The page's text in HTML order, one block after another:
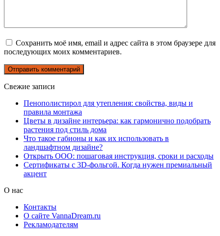
Сохранить моё имя, email и адрес сайта в этом браузере для
последующих моих комментариев.
Свежие записи
Пенополистирол для утепления: свойства, виды и
правила монтажа
Цветы в дизайне интерьера: как гармонично подобрать
растения под стиль дома
Что такое габионы и как их использовать в
ландшафтном дизайне?
Открыть ООО: пошаговая инструкция, сроки и расходы
Сертификаты с 3D-фольгой. Когда нужен премиальный
акцент
О нас
Контакты
О сайте VannaDream.ru
Рекламодателям